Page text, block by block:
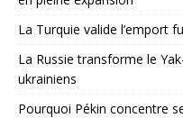
La Turquie valide l’emport
La Russie transforme le
ukrainiens
Pourquoi Pékin concentre